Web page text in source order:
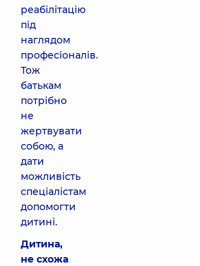
реабілітацію
під
наглядом
професіоналів.
Тож
батькам
потрібно
не
жертвувати
собою, а
дати
можливість
спеціалістам
допомогти
дитині.
Дитина,
не схожа